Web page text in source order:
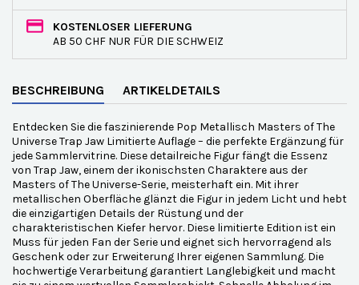
KOSTENLOSER LIEFERUNG
AB 50 CHF NUR FÜR DIE SCHWEIZ
BESCHREIBUNG ARTIKELDETAILS
Entdecken Sie die faszinierende Pop Metallisch Masters of The
Universe Trap Jaw Limitierte Auflage – die perfekte Ergänzung für
jede Sammlervitrine. Diese detailreiche Figur fängt die Essenz
von Trap Jaw, einem der ikonischsten Charaktere aus der
Masters of The Universe-Serie, meisterhaft ein. Mit ihrer
metallischen Oberfläche glänzt die Figur in jedem Licht und hebt
die einzigartigen Details der Rüstung und der
charakteristischen Kiefer hervor. Diese limitierte Edition ist ein
Muss für jeden Fan der Serie und eignet sich hervorragend als
Geschenk oder zur Erweiterung Ihrer eigenen Sammlung. Die
hochwertige Verarbeitung garantiert Langlebigkeit und macht